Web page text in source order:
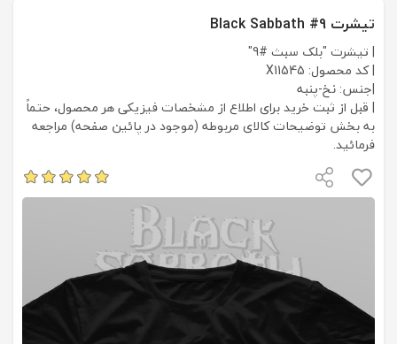
تیشرت Black Sabbath #9
| تیشرت "بلک سبث #9"
| کد محصول: X11545
|جنس: نخ-پنبه
| قبل از ثبت خرید برای اطلاع از مشخصات فیزیکی هر محصول، حتماً
به بخش توضیحات کالای مربوطه (موجود در پائین صفحه) مراجعه
فرمائید.